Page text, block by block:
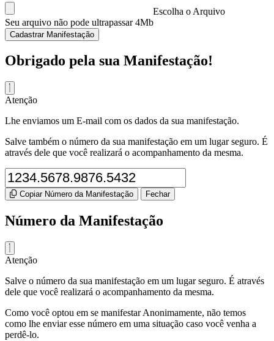
Escolha o Arquivo
Seu arquivo não pode ultrapassar 4Mb
Cadastrar Manifestação
Obrigado pela sua Manifestação!
Atenção
Lhe enviamos um E-mail com os dados da sua manifestação.
Salve também o número da sua manifestação em um lugar seguro. É
através dele que você realizará o acompanhamento da mesma.
Copiar Número da Manifestação Fechar
Número da Manifestação
Atenção
Salve o número da sua manifestação em um lugar seguro. É através
dele que você realizará o acompanhamento da mesma.
Como você optou em se manifestar Anonimamente, não temos
como lhe enviar esse número em uma situação caso você venha a
perdê-lo.